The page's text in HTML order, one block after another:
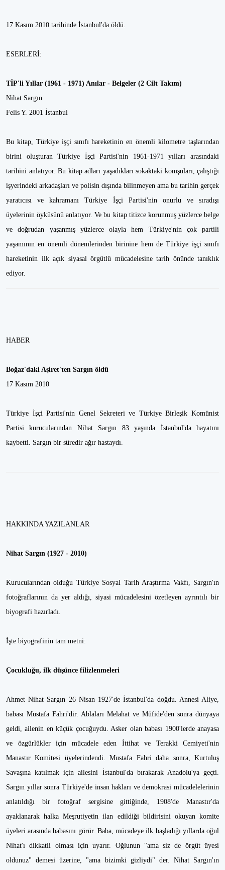
17 Kasım 2010 tarihinde İstanbul'da öldü.
ESERLERİ:
TİP'li Yıllar (1961 - 1971) Anılar - Belgeler (2 Cilt Takım)
Nihat Sargın
Felis Y. 2001 İstanbul
Bu kitap, Türkiye işçi sınıfı hareketinin en önemli kilometre taşlarından
birini oluşturan Türkiye İşçi Partisi'nin 1961-1971 yılları arasındaki
tarihini anlatıyor. Bu kitap adları yaşadıkları sokaktaki komşuları, çalıştığı
işyerindeki arkadaşları ve polisin dışında bilinmeyen ama bu tarihin gerçek
yaratıcısı ve kahramanı Türkiye İşçi Partisi'nin onurlu ve sıradışı
üyelerinin öyküsünü anlatıyor. Ve bu kitap titizce korunmuş yüzlerce belge
ve doğrudan yaşanmış yüzlerce olayla hem Türkiye'nin çok partili
yaşamının en önemli dönemlerinden birinine hem de Türkiye işçi sınıfı
hareketinin ilk açık siyasal örgütlü mücadelesine tarih önünde tanıklık
ediyor.
HABER
Boğaz'daki Aşiret'ten Sargın öldü
17 Kasım 2010
Türkiye İşçi Partisi'nin Genel Sekreteri ve Türkiye Birleşik Komünist
Partisi kurucularından Nihat Sargın 83 yaşında İstanbul'da hayatını
kaybetti. Sargın bir süredir ağır hastaydı.
HAKKINDA YAZILANLAR
Nihat Sargın (1927 - 2010)
Kurucularından olduğu Türkiye Sosyal Tarih Araştırma Vakfı, Sargın'ın
fotoğraflarının da yer aldığı, siyasi mücadelesini özetleyen ayrıntılı bir
biyografi hazırladı.
İşte biyografinin tam metni:
Çocukluğu, ilk düşünce filizlenmeleri
Ahmet Nihat Sargın 26 Nisan 1927'de İstanbul'da doğdu. Annesi Aliye,
babası Mustafa Fahri'dir. Ablaları Melahat ve Müfide'den sonra dünyaya
geldi, ailenin en küçük çocuğuydu. Asker olan babası 1900'lerde anayasa
ve özgürlükler için mücadele eden İttihat ve Terakki Cemiyeti'nin
Manastır Komitesi üyelerindendi. Mustafa Fahri daha sonra, Kurtuluş
Savaşına katılmak için ailesini İstanbul'da bırakarak Anadolu'ya geçti.
Sargın yıllar sonra Türkiye'de insan hakları ve demokrasi mücadelelerinin
anlatıldığı bir fotoğraf sergisine gittiğinde, 1908'de Manastır'da
ayaklanarak halka Meşrutiyetin ilan edildiği bildirisini okuyan komite
üyeleri arasında babasını görür. Baba, mücadeye ilk başladığı yıllarda oğul
Nihat'ı dikkatli olması için uyarır. Oğlunun "ama siz de örgüt üyesi
oldunuz" demesi üzerine, "ama bizimki gizliydi" der. Nihat Sargın'ın